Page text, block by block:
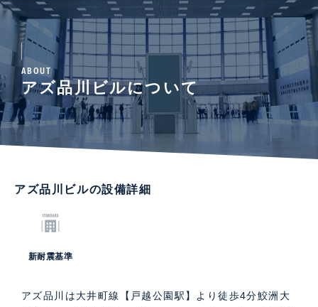
ABOUT
アズ品川ビルについて
アズ品川ビルの設備詳細
新耐震基準
アズ品川は大井町線【戸越公園駅】より徒歩4分鮫洲大